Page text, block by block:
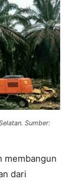
Sumber:
membangun
dari